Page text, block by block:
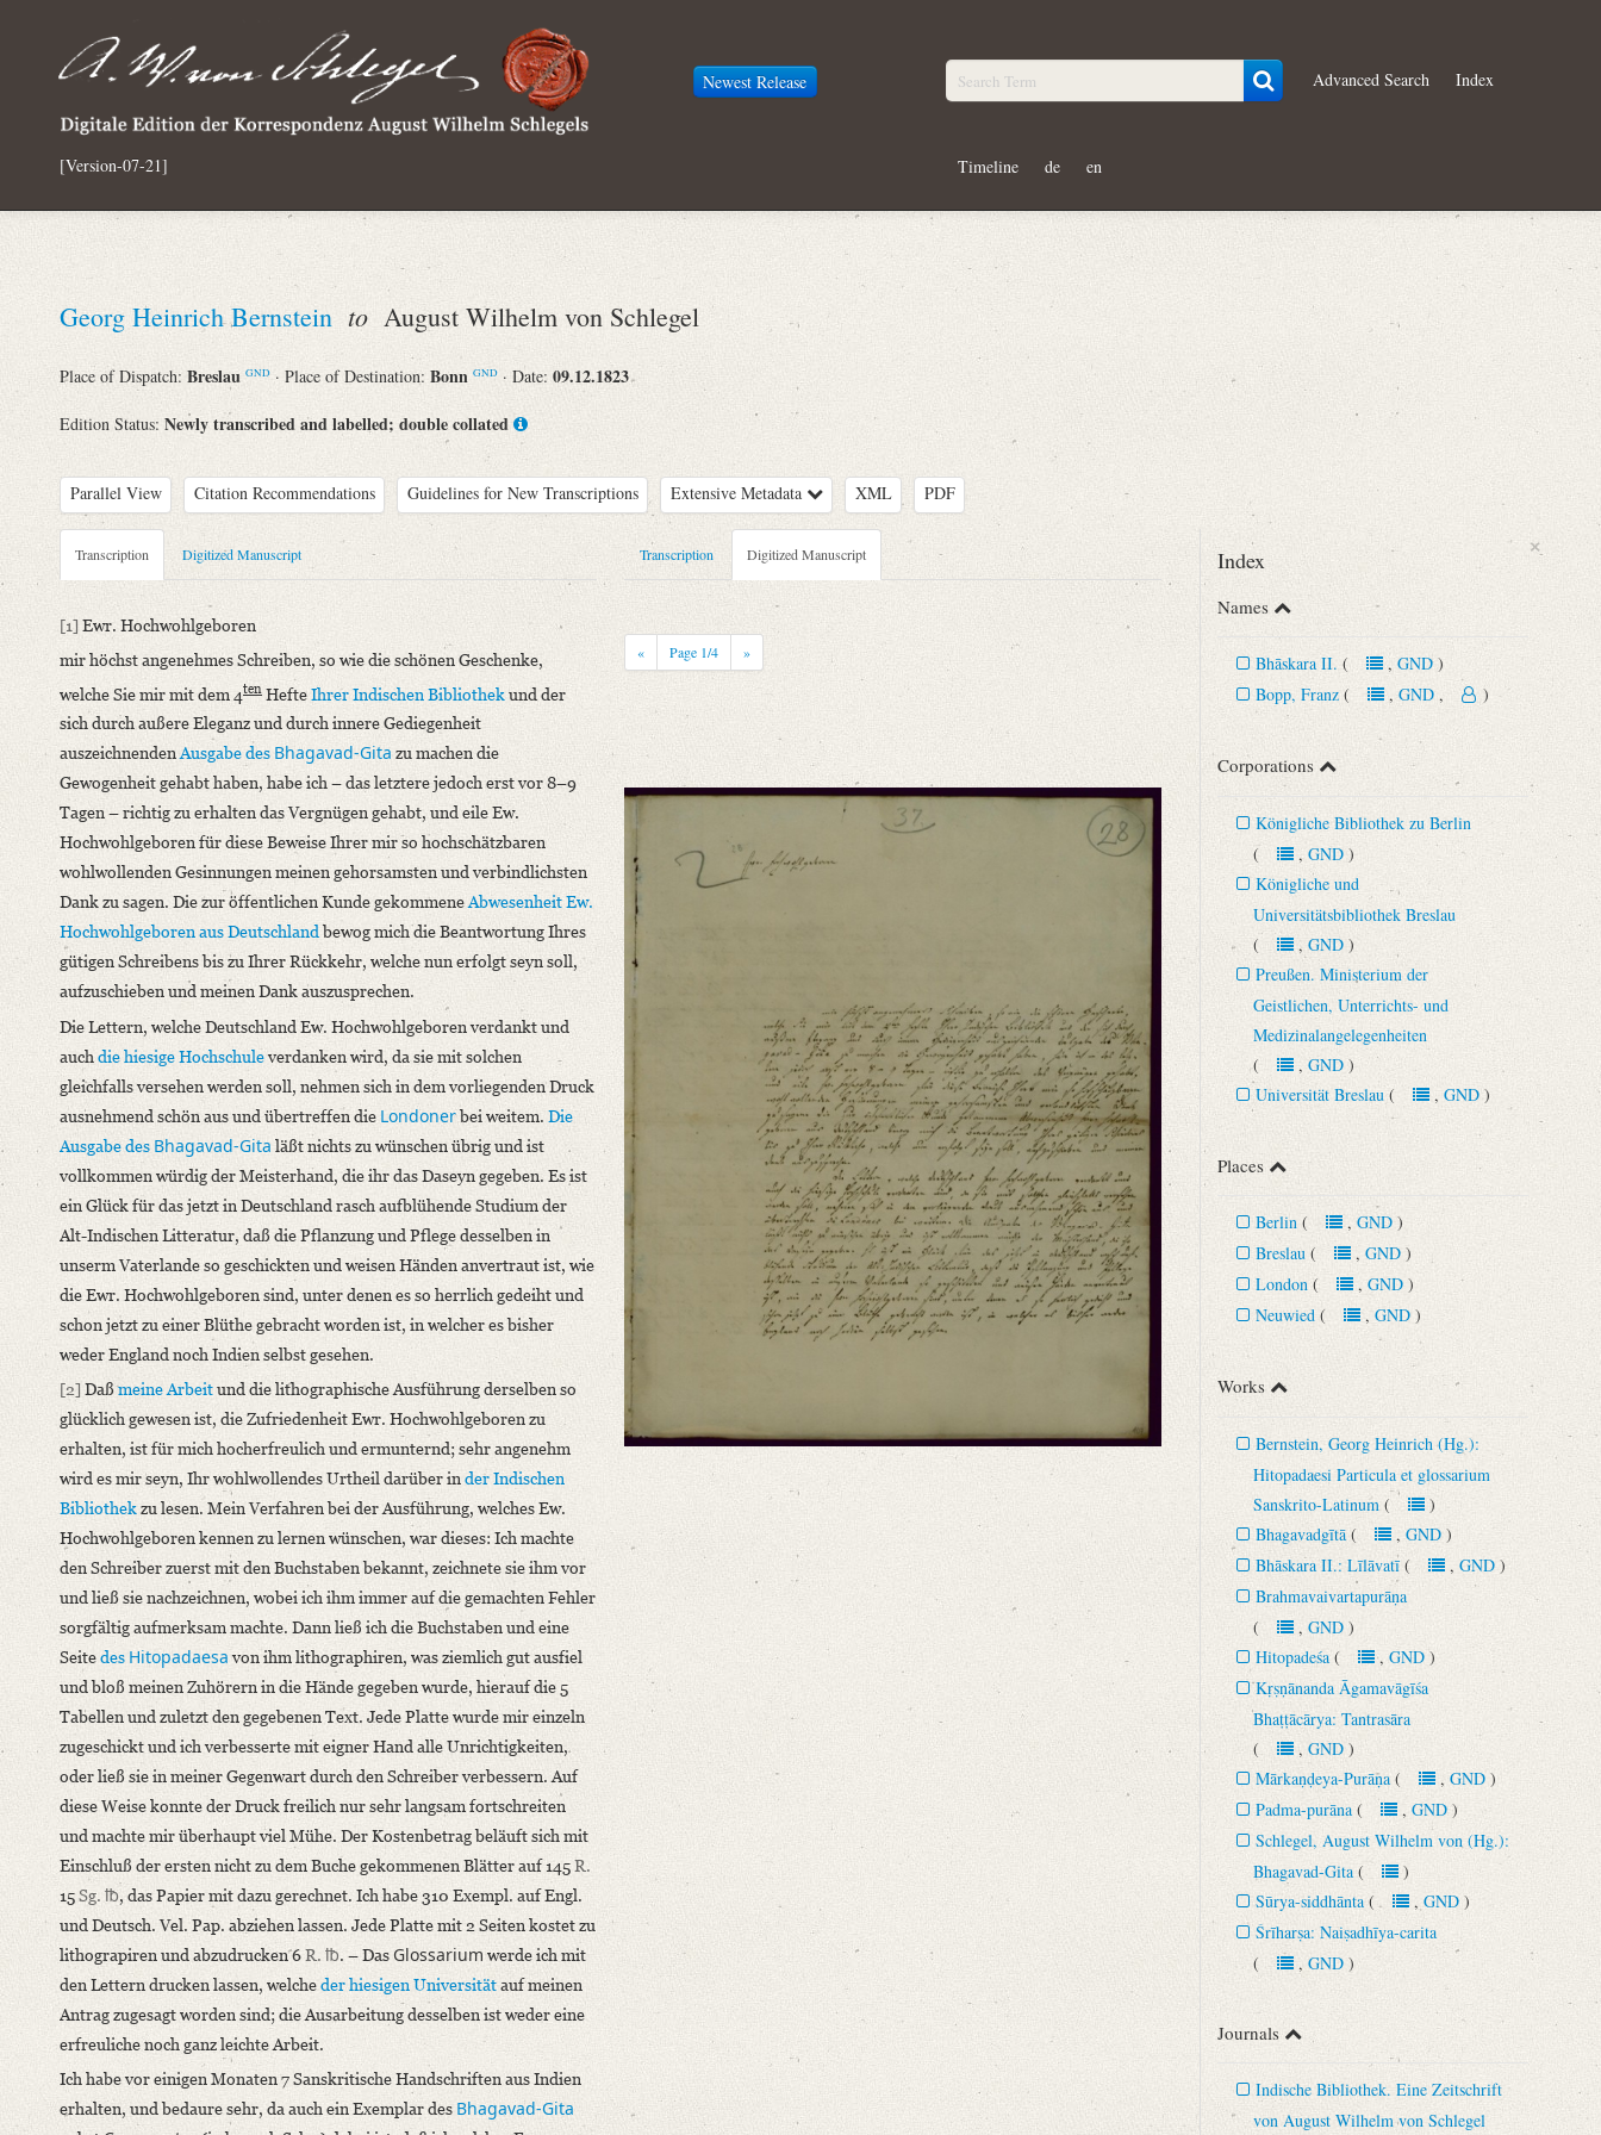
[Version-07-21]
Newest Release Advanced Search Index
Timeline de en
Georg Heinrich Bernstein to August Wilhelm von Schlegel
Place of Dispatch: Breslau GND · Place of Destination: Bonn GND · Date: 09.12.1823
Edition Status: Newly transcribed and labelled; double collated
Parallel View Citation Recommendations Guidelines for New Transcriptions Extensive Metadata XML PDF
Metadata Concerning Header
Sender: Georg Heinrich Bernstein
Recipient: August Wilhelm von Schlegel
Place of Dispatch: Breslau
Place of Destination: Bonn GND
Date: 09.12.1823
Notations: Empfangsort erschlossen.
Manuscript
Provider: Dresden, Sächsische Landesbibliothek - Staats- und Universitätsbibliothek
OAI Id: DE-611-38972
Classification Number: Mscr.Dresd.e.90,XIX,Bd.3,Nr.28
Number of Pages: 3 S. auf Doppelbl., hs. m. U.
Format: 25,4 x 20,4 cm
Incipit: „[1] Ewr. Hochwohlgeboren
mir höchst angenehmes Schreiben, so wie die schönen Geschenke, welche Sie mir mit dem 4ten Hefte Ihrer Indischen [...]“
Language
German
Sanskrit
Editors
Bamberg, Claudia
Hanneder, Jürgen
Varwig, Olivia
Transcription Digitized Manuscript
[1]Ewr. Hochwohlgeboren
mir höchst angenehmes Schreiben, so wie die schönen Geschenke,
welche Sie mir mit dem 4ten HefteIhrer Indischen Bibliothekund der
sich durch außere Eleganz und durch innere Gediegenheit
auszeichnendenAusgabe des Bhagavad-Gita zu machen die
Gewogenheit gehabt haben, habe ich – das letztere jedoch erst vor 8–9
Tagen – richtig zu erhalten das Vergnügen gehabt, und eile Ew.
Hochwohlgeboren für diese Beweise Ihrer mir so hochschätzbaren
wohlwollenden Gesinnungen meinen gehorsamsten und verbindlichsten
Dank zu sagen. Die zur öffentlichen Kunde gekommeneAbwesenheit Ew.
Hochwohlgeboren aus Deutschlandbewog mich die Beantwortung Ihres
gütigen Schreibens bis zu Ihrer Rückkehr, welche nun erfolgt seyn soll,
aufzuschieben und meinen Dank auszusprechen.
Die Lettern, welche Deutschland Ew. Hochwohlgeboren verdankt und
auchdie hiesige Hochschuleverdanken wird, da sie mit solchen
gleichfalls versehen werden soll, nehmen sich in dem vorliegenden Druck
ausnehmend schön aus und übertreffen die Londonerbei weitem. Die
Ausgabe des Bhagavad-Gita läßt nichts zu wünschen übrig und ist
vollkommen würdig der Meisterhand, die ihr das Daseyn gegeben. Es ist
ein Glück für das jetzt in Deutschland rasch aufblühende Studium der
Alt-Indischen Litteratur, daß die Pflanzung und Pflege desselben in
unserm Vaterlande so geschickten und weisen Händen anvertraut ist, wie
die Ewr. Hochwohlgeboren sind, unter denen es so herrlich gedeiht und
schon jetzt zu einer Blüthe gebracht worden ist, in welcher es bisher
weder England noch Indien selbst gesehen.
[2] Daßmeine Arbeitund die lithographische Ausführung derselben so
glücklich gewesen ist, die Zufriedenheit Ewr. Hochwohlgeboren zu
erhalten, ist für mich hocherfreulich und ermunternd; sehr angenehm
wird es mir seyn, Ihr wohlwollendes Urtheil darüber in der Indischen
Bibliothekzu lesen. Mein Verfahren bei der Ausführung, welches Ew.
Hochwohlgeboren kennen zu lernen wünschen, war dieses: Ich machte
den Schreiber zuerst mit den Buchstaben bekannt, zeichnete sie ihm vor
und ließ sie nachzeichnen, wobei ich ihm immer auf die gemachten Fehler
sorgfältig aufmerksam machte. Dann ließ ich die Buchstaben und eine
Seitedes Hitopadaesavon ihm lithographiren, was ziemlich gut ausfiel
und bloß meinen Zuhörern in die Hände gegeben wurde, hierauf die 5
Tabellen und zuletzt den gegebenen Text. Jede Platte wurde mir einzeln
zugeschickt und ich verbesserte mit eigner Hand alle Unrichtigkeiten,
oder ließ sie in meiner Gegenwart durch den Schreiber verbessern. Auf
diese Weise konnte der Druck freilich nur sehr langsam fortschreiten
und machte mir überhaupt viel Mühe. Der Kostenbetrag beläuft sich mit
Einschluß der ersten nicht zu dem Buche gekommenen Blätter auf 145R.
15Sg. ℔, das Papier mit dazu gerechnet. Ich habe 310 Exempl. auf Engl.
und Deutsch. Vel. Pap. abziehen lassen. Jede Platte mit 2 Seiten kostet zu
lithograpiren und abzudrucken 6R. ℔. – Das Glossarium werde ich mit
den Lettern drucken lassen, welcheder hiesigen Universitätauf meinen
Antrag zugesagt worden sind; die Ausarbeitung desselben ist weder eine
erfreuliche noch ganz leichte Arbeit.
Ich habe vor einigen Monaten 7 Sanskritische Handschriften aus Indien
erhalten, und bedaure sehr, da auch ein Exemplar des Bhagavad-Gita
Transcription Digitized Manuscript
« Page 1/4 »
×
Index
Names
Bhāskara II. (, GND)
Bopp, Franz (, GND, )
Corporations
Königliche Bibliothek zu Berlin
(, GND)
Königliche und
Universitätsbibliothek Breslau
(, GND)
Preußen. Ministerium der
Geistlichen, Unterrichts- und
Medizinalangelegenheiten
(, GND)
Universität Breslau (, GND)
Places
Berlin (, GND)
Breslau (, GND)
London (, GND)
Neuwied (, GND)
Works
Bernstein, Georg Heinrich (Hg.):
Hitopadaesi Particula et glossarium
Sanskrito-Latinum ()
Bhagavadgītā (, GND)
Bhāskara II.: Līlāvatī (, GND)
Brahmavaivartapurāṇa
(, GND)
Hitopadeśa (, GND)
Kṛṣṇānanda Āgamavāgīśa
Bhaṭṭācārya: Tantrasāra
(, GND)
Mārkaṇḍeya-Purāṇa (, GND)
Padma-purāna (, GND)
Schlegel, August Wilhelm von (Hg.):
Bhagavad-Gita ()
Sūrya-siddhānta (, GND)
Śrīharṣa: Naiṣadhīya-carita
(, GND)
Journals
Indische Bibliothek. Eine Zeitschrift
von August Wilhelm von Schlegel